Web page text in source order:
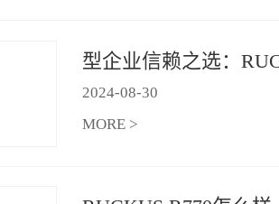
2024-08-30
MORE >